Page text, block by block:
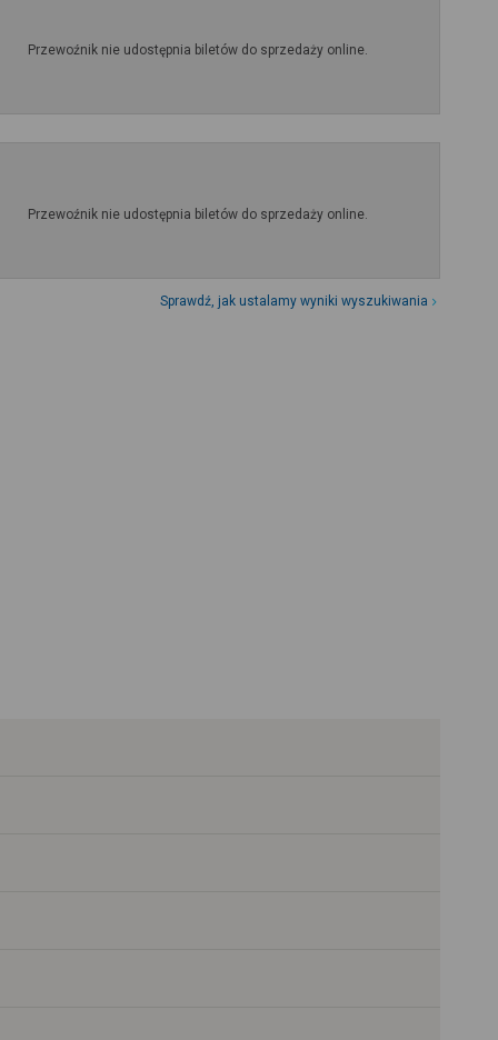
Przewoźnik nie udostępnia biletów do sprzedaży online.
Przewoźnik nie udostępnia biletów do sprzedaży online.
Sprawdź, jak ustalamy wyniki wyszukiwania